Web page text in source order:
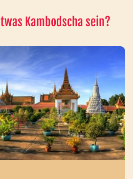
Kambodscha sein?